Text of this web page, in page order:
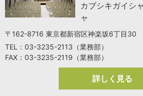
カブシキガイシ
ャ
〒162-8716 東京都新宿区神楽坂6丁目30
TEL：03-3235-2113（業務部）
FAX：03-3235-2119（業務部）
詳しく見る